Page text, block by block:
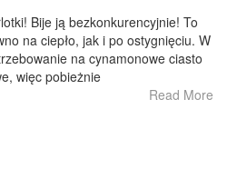
Bije ją bezkonkurencyjnie! To
na ciepło, jak i po ostygnięciu. W
na cynamonowe ciasto
więc pobieżnie
Read More